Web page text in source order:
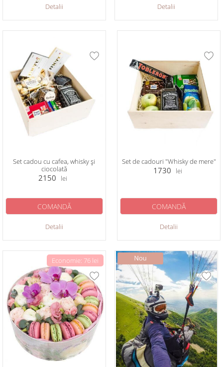
Detalii Detalii
Set cadou cu cafea, whisky și
ciocolată
2150 lei
Detalii
COMANDĂ
Set de cadouri "Whisky de mere"
1730 lei
Detalii
COMANDĂ
Economie: 76 lei